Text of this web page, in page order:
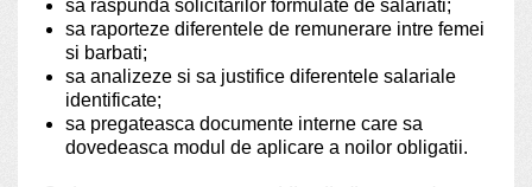
sa raspunda solicitarilor formulate de salariati;
sa raporteze diferentele de remunerare intre femei
si barbati;
sa analizeze si sa justifice diferentele salariale
identificate;
sa pregateasca documente interne care sa
dovedeasca modul de aplicare a noilor obligatii.